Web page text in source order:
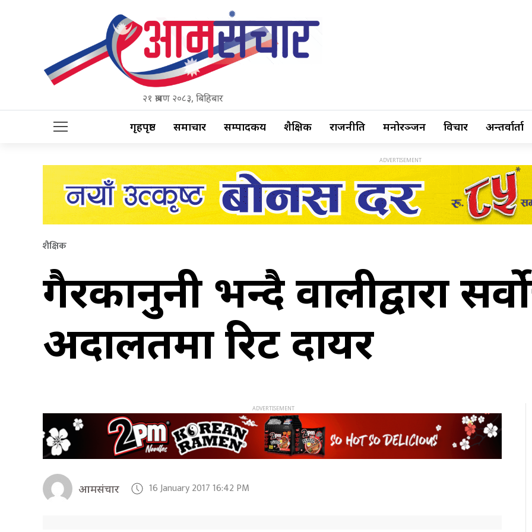
२१ श्रावण २०८३, बिहिबार
गृहपृष्ठ समाचार सम्पादकीय शैक्षिक राजनीति मनोरञ्जन विचार अन्तर्वार्ता
शैक्षिक
गैरकानुनी भन्दै ज्ञवालीद्वारा
अदालतमा रिट दायर
आमसंचार 16 January 2017 16:42 PM